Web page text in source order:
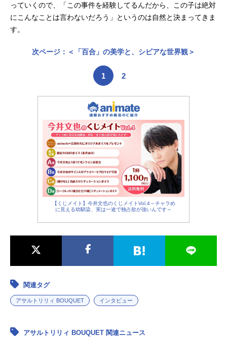
っていくので、「この事件を経験してるんだから、この子は絶対
にこんなことは言わないだろう」というのは自然と決まってきま
す。
次ページ：＜「百合」の美学と、シビアな世界観＞
1 2
【くじメイト】今井文也のくじメイトVol.4～チャラめ
に見える幼馴染、実は一途で独占欲が強いんです～
関連タグ
アサルトリリィ BOUQUET インタビュー
アサルトリリィ BOUQUET 関連ニュース